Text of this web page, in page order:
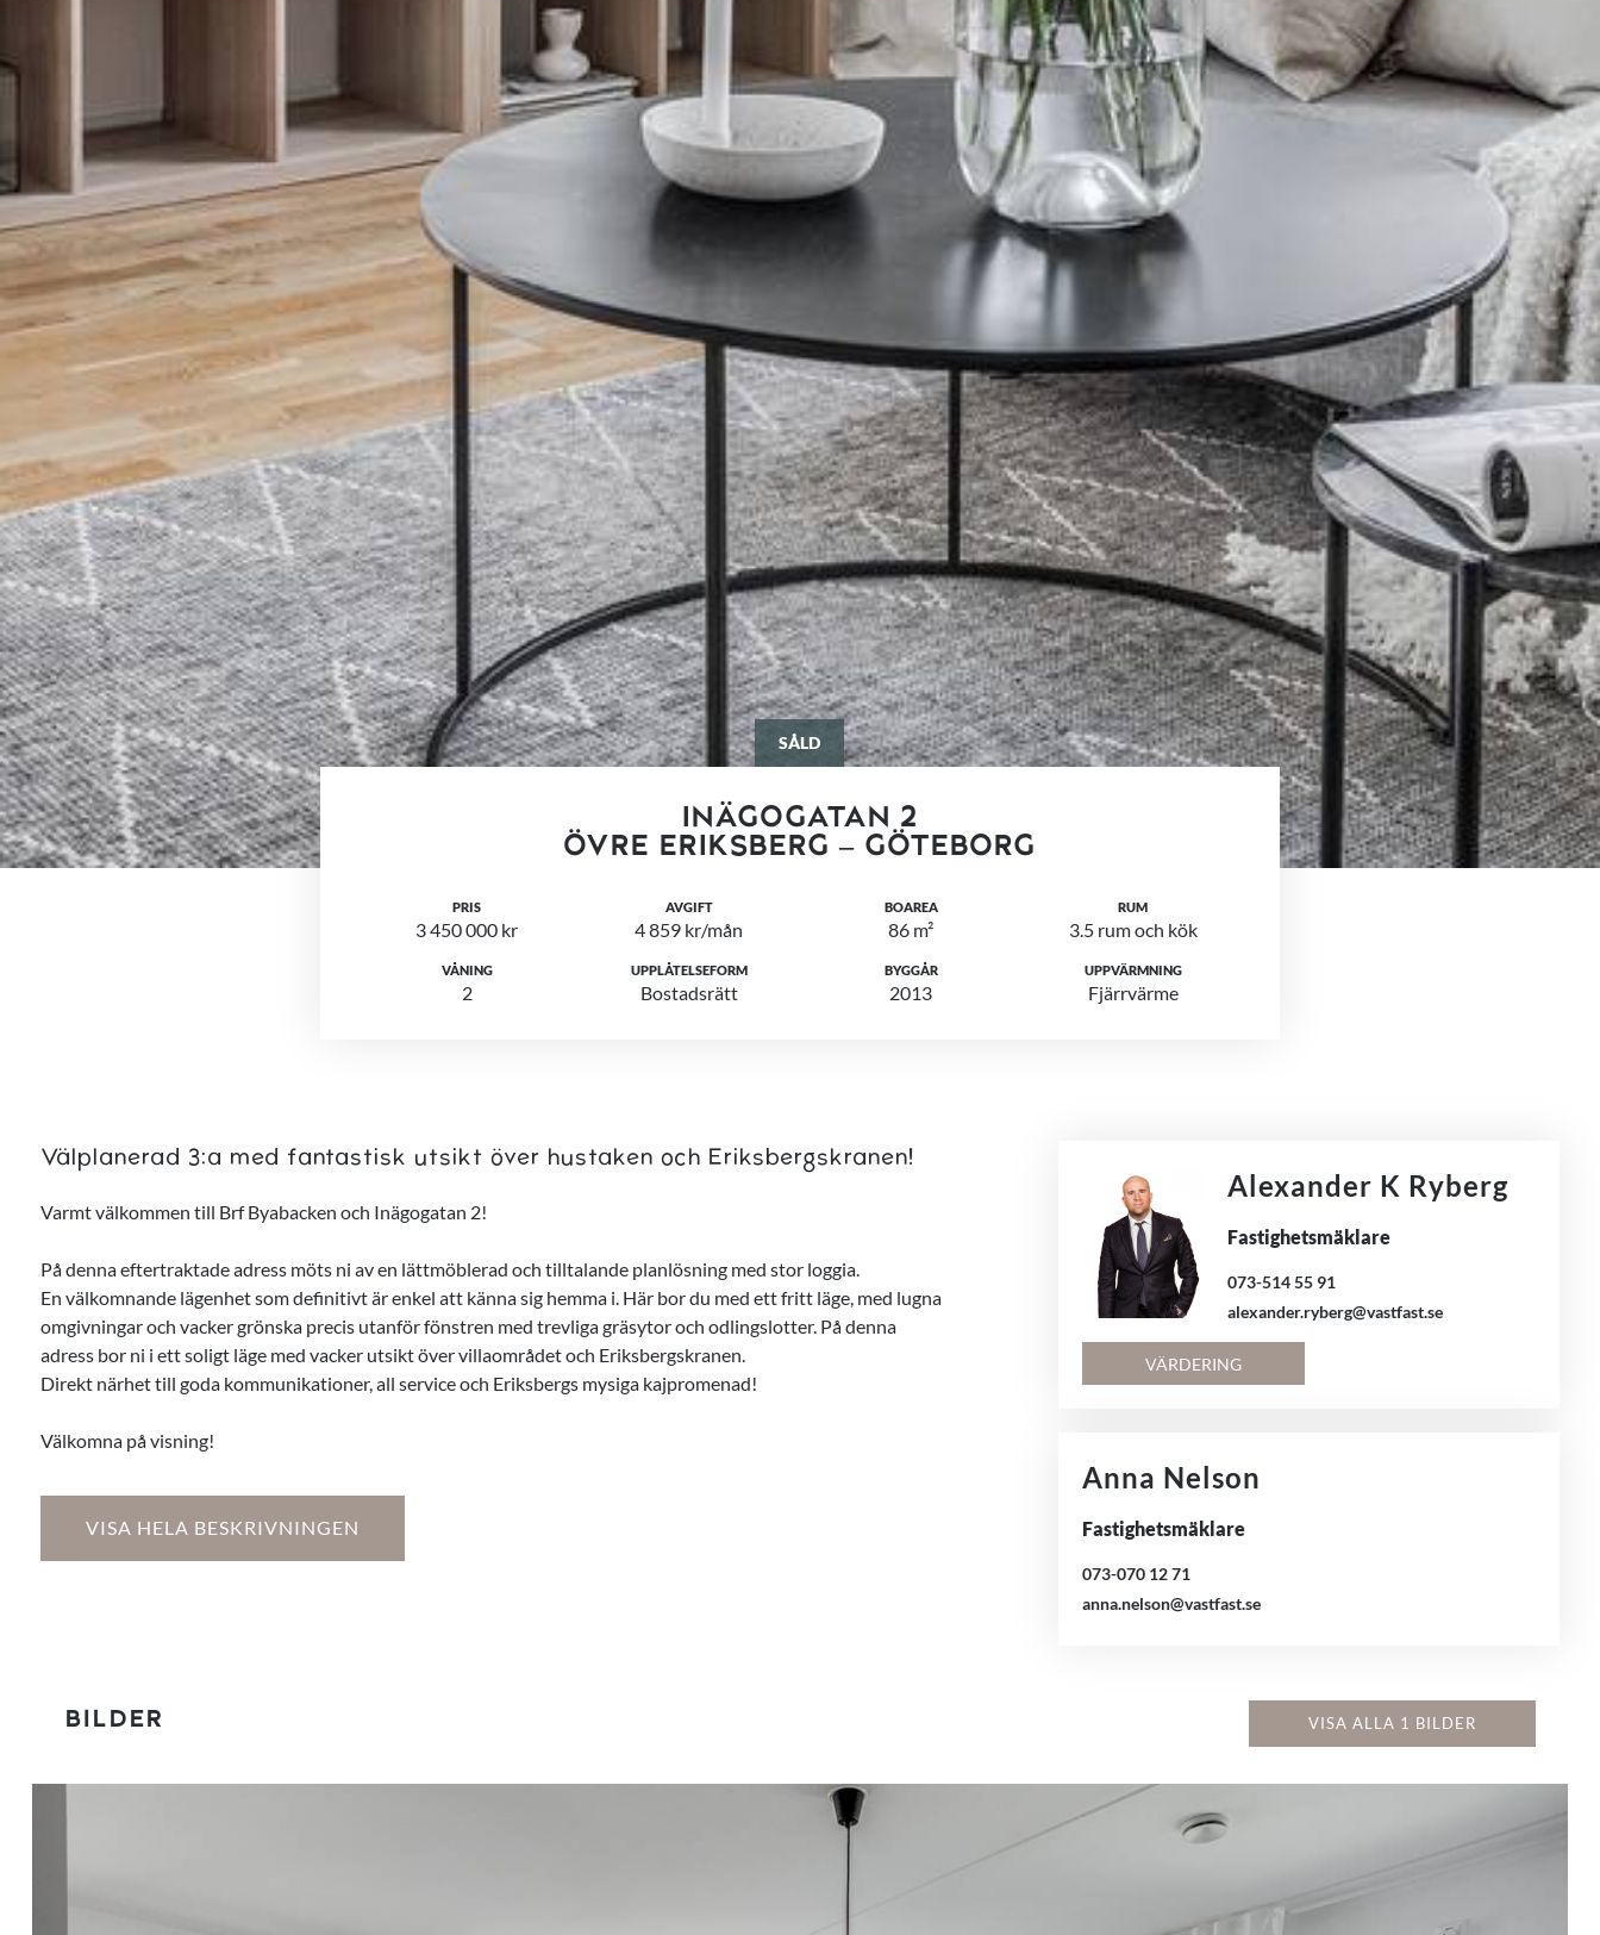
SÅLD
INÄGOGATAN 2
ÖVRE ERIKSBERG – GÖTEBORG
PRIS
3 450 000 kr
AVGIFT
4 859 kr/mån
BOAREA
86 m²
RUM
3.5 rum och kök
VÅNING
2
UPPLÅTELSEFORM
Bostadsrätt
BYGGÅR
2013
UPPVÄRMNING
Fjärrvärme
Välplanerad 3:a med fantastisk utsikt över hustaken och Eriksbergskranen!
Varmt välkommen till Brf Byabacken och Inägogatan 2!
På denna eftertraktade adress möts ni av en lättmöblerad och tilltalande planlösning med stor loggia.
En välkomnande lägenhet som definitivt är enkel att känna sig hemma i. Här bor du med ett fritt läge, med lugna
omgivningar och vacker grönska precis utanför fönstren med trevliga gräsytor och odlingslotter. På denna
adress bor ni i ett soligt läge med vacker utsikt över villaområdet och Eriksbergskranen.
Direkt närhet till goda kommunikationer, all service och Eriksbergs mysiga kajpromenad!
Välkomna på visning!
VISA HELA BESKRIVNINGEN
Alexander K Ryberg
Fastighetsmäklare
073-514 55 91
alexander.ryberg@vastfast.se
VÄRDERING
Anna Nelson
Fastighetsmäklare
073-070 12 71
anna.nelson@vastfast.se
BILDER VISA ALLA 1 BILDER